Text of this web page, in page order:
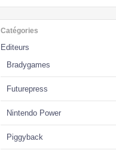
Catégories
Editeurs
Bradygames
Futurepress
Nintendo Power
Piggyback